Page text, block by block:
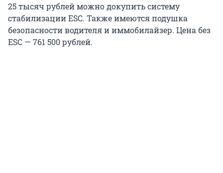
25 тысяч рублей можно докупить систему
стабилизации ESC. Также имеются подушка
безопасности водителя и иммобилайзер. Цена без
ESC — 761 500 рублей.